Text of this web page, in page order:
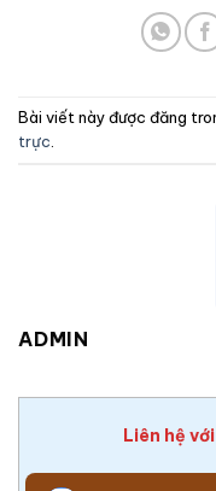
Bài viết này được đăng
trực.
ADMIN
Liên hệ